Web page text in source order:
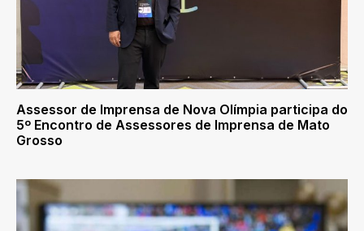
Assessor de Imprensa de Nova Olímpia participa do
5º Encontro de Assessores de Imprensa de Mato
Grosso